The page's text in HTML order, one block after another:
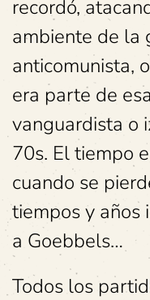
recordó,
ambiente de la
anticomunista,
era parte de
vanguardista o
70s. El tiempo
cuando se
tiempos y años
a Goebbels…
Todos los